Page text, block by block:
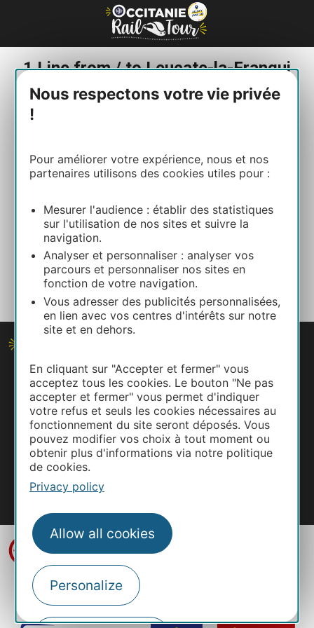
Cookies management panel
Nous respectons votre vie privée
!
Pour améliorer votre expérience, nous et nos
partenaires utilisons des cookies utiles pour :
Mesurer l'audience : établir des statistiques
sur l'utilisation de nos sites et suivre la
navigation.
Analyser et personnaliser : analyser vos
parcours et personnaliser nos sites en
fonction de votre navigation.
Vous adresser des publicités personnalisées,
en lien avec vos centres d'intérêts sur notre
site et en dehors.
En cliquant sur "Accepter et fermer" vous
acceptez tous les cookies. Le bouton "Ne pas
accepter et fermer" vous permet d'indiquer
votre refus et seuls les cookies nécessaires au
fonctionnement du site seront déposés. Vous
pouvez modifier vos choix à tout moment ou
obtenir plus d'informations via notre politique
de cookies.
Privacy policy
Allow all cookies
Personalize
1 Line from / to Leucate-la-Franqui
Nîmes – Perpignan
Must-see
centre.
Scenery from the train: The coast of
Occitanie and the Mediterranean.
: Swimming and water sports.
Legal notice